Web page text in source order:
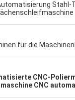
Stahl-
für die
CNC-
CNC